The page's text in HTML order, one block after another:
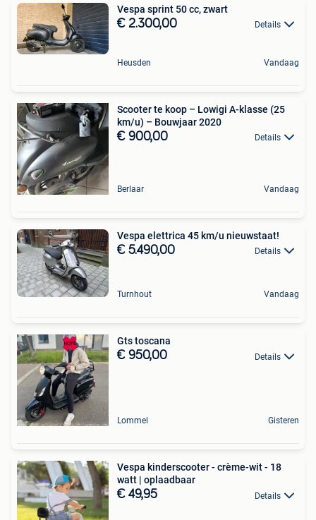
Vespa sprint 50 cc, zwart
€ 2.300,00 Details
Heusden Vandaag
Scooter te koop – Lowigi A-klasse (25
km/u) – Bouwjaar 2020
€ 900,00 Details
Berlaar Vandaag
Vespa elettrica 45 km/u nieuwstaat!
€ 5.490,00 Details
Turnhout Vandaag
Gts toscana
€ 950,00 Details
Lommel Gisteren
Vespa kinderscooter - crème-wit - 18
watt | oplaadbaar
€ 49,95 Details